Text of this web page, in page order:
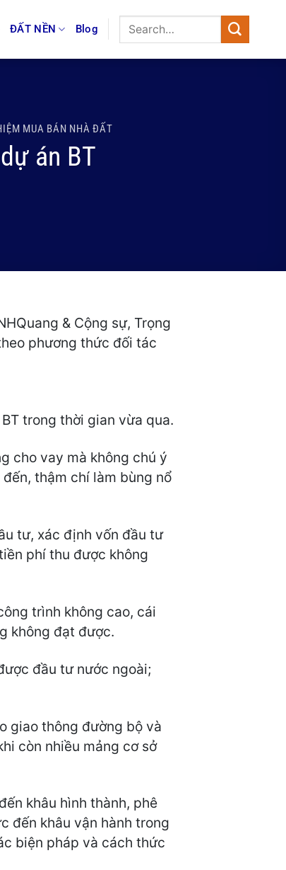
ĐẤT NỀN Blog
MUA BÁN NHÀ ĐẤT
án BT
& Cộng sự, Trọng
phương thức đối tác
trong thời gian vừa qua.
cho vay mà không chú ý
thậm chí làm bùng nổ
tư, xác định vốn đầu tư
phí thu được không
trình không cao, cái
không đạt được.
đầu tư nước ngoài;
giao thông đường bộ và
còn nhiều mảng cơ sở
khâu hình thành, phê
đến khâu vận hành trong
biện pháp và cách thức